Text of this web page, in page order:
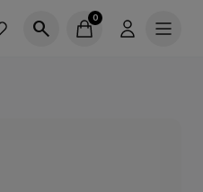
search 0